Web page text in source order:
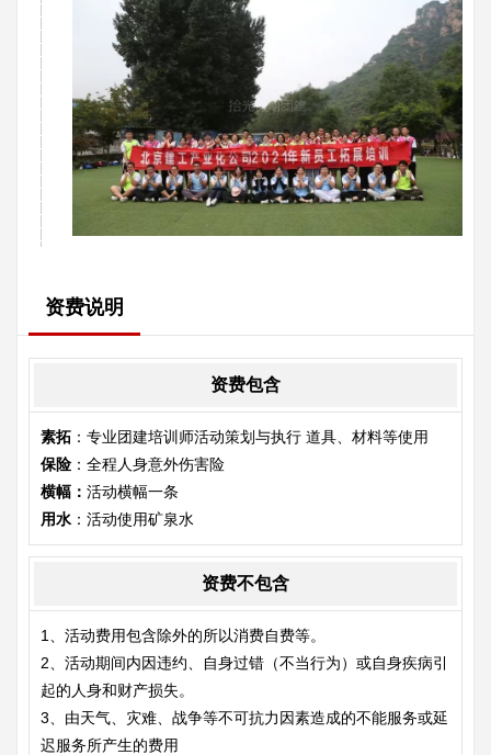
资费说明
资费包含
素拓 ：专业团建培训师活动策划与执行 道具、材料等使用
保险 ：全程人身意外伤害险
横幅： 活动横幅一条
用水 ：活动使用矿泉水
资费不包含
1、活动费用包含除外的所以消费自费等。
2、活动期间内因违约、自身过错（不当行为）或自身疾病引
起的人身和财产损失。
3、由天气、灾难、战争等不可抗力因素造成的不能服务或延
迟服务所产生的费用